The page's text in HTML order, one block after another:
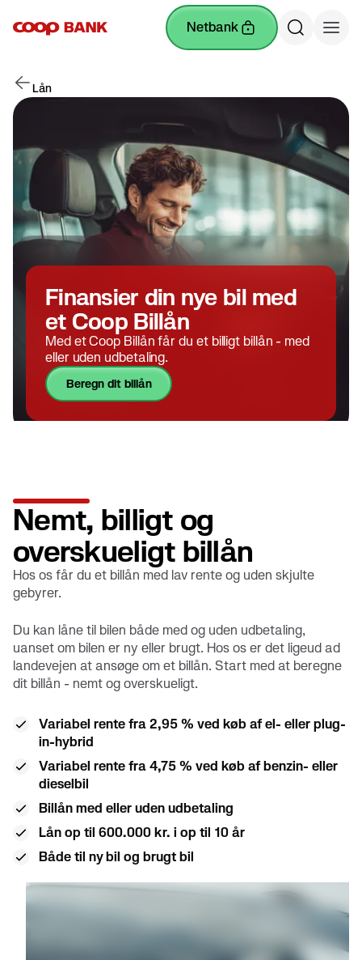
netbank
Lån
Finansier din nye bil med
et Coop Billån
Med et Coop Billån får du et billigt billån - med
eller uden udbetaling.
beregn dit billån
Nemt, billigt og
overskueligt billån
Hos os får du et billån med lav rente og uden skjulte
gebyrer.
Du kan låne til bilen både med og uden udbetaling,
uanset om bilen er ny eller brugt. Hos os er det ligeud ad
landevejen at ansøge om et billån. Start med at beregne
dit billån - nemt og overskueligt.
Variabel rente fra 2,95 % ved køb af el- eller plug-
in-hybrid
Variabel rente fra 4,75 % ved køb af benzin- eller
dieselbil
Billån med eller uden udbetaling
Lån op til 600.000 kr. i op til 10 år
Både til ny bil og brugt bil